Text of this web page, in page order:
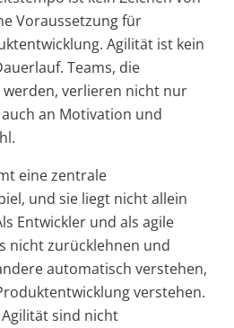
Voraussetzung für
Agilität ist kein
Teams, die
verlieren nicht nur
an Motivation und
eine zentrale
und sie liegt nicht allein
Entwickler und als agile
nicht zurücklehnen und
automatisch verstehen,
verstehen.
sind nicht